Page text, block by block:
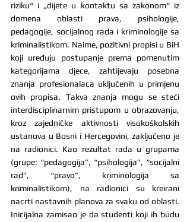
riziku“ i „dijete u kontaktu sa zakonom“ iz
domena oblasti prava, psihologije,
pedagogije, socijalnog rada i kriminologije sa
kriminalistikom. Naime, pozitivni propisi u BiH
koji uređuju postupanje prema pomenutim
kategorijama djece, zahtijevaju posebna
znanja profesionalaca uključenih u primjenu
ovih propisa. Takva znanja mogu se steći
interdisciplinarnim pristupom u obrazovanju,
kroz zajedničke aktivnosti visokoškolskih
ustanova u Bosni i Hercegovini, zaključeno je
na radionici. Kao rezultat rada u grupama
(grupe: “pedagogija”, “psihologija”, “socijalni
rad”, “pravo”, kriminologija sa
kriminalistikom), na radionici su kreirani
nacrti nastavnih planova za svaku od oblasti.
Inicijalna zamisao je da studenti koji ih budu